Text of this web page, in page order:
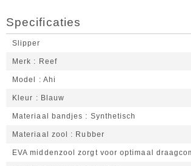
Specificaties
Slipper
Merk Reef
Model Ahi
Kleur Blauw
Materiaal bandjes Synthetisch
Materiaal zool Rubber
EVA middenzool zorgt voor optimaal